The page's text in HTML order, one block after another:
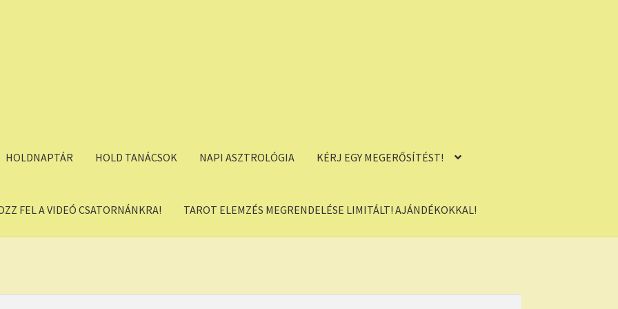
HOLDNAPTÁR HOLD TANÁCSOK NAPI ASZTROLÓGIA KÉRJ EGY MEGERŐSÍTÉST!
FEL A VIDEÓ CSATORNÁNKRA! TAROT ELEMZÉS MEGRENDELÉSE LIMITÁLT! AJÁNDÉKOKKAL!